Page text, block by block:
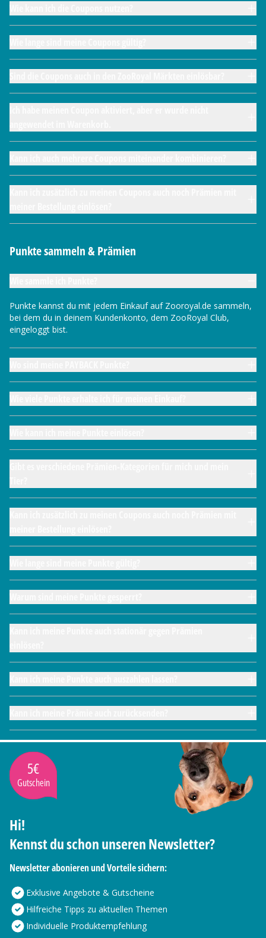
Punkte sammeln & Prämien
Punkte kannst du mit jedem Einkauf auf Zooroyal.de sammeln,
bei dem du in deinem Kundenkonto, dem ZooRoyal Club,
eingeloggt bist.
5€
Gutschein
Hi!
Kennst du schon unseren Newsletter?
Newsletter abonieren und Vorteile sichern:
Exklusive Angebote & Gutscheine
Hilfreiche Tipps zu aktuellen Themen
Individuelle Produktempfehlung